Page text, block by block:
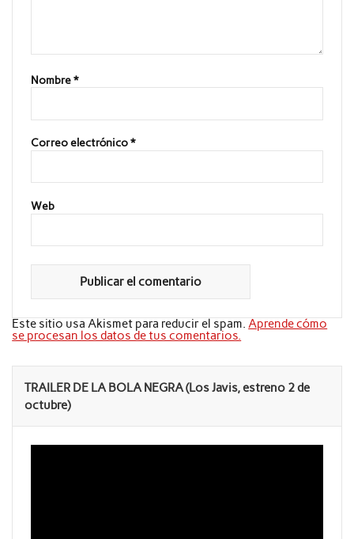
Nombre*
Correo electrónico*
Web
Este sitio usa Akismet para reducir el spam.Aprende cómo
se procesan los datos de tus comentarios.
TRAILER DE LA BOLA NEGRA (Los Javis, estreno 2 de
octubre)
Reproductor